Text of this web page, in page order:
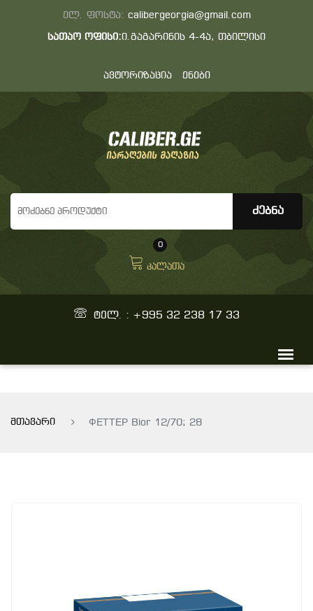
ელ. ფოსტა: calibergeorgia@gmail.com
სათაო ოფისი:ი.გაგარინის 4-4ა, თბილისი
ავტორიზაცია ენები
0
კალათა
ტელ. : +995 32 238 17 33
მთავარი ФЕТТЕР Bior 12/70; 28